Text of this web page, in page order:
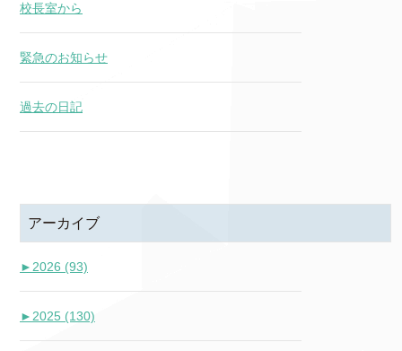
校長室から
緊急のお知らせ
過去の日記
アーカイブ
► 2026 (93)
► 2025 (130)